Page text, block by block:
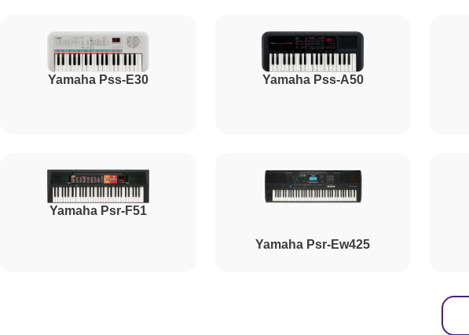
Ремонт стоковых потенциометров
Yamaha Pss-E30 Yamaha Pss-A50
Yamaha Psr-F51
Yamaha Psr-Ew425